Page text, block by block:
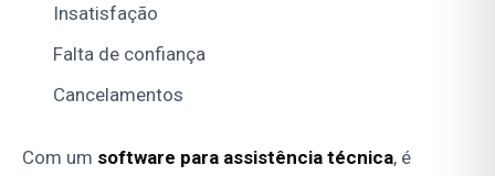
Insatisfação
Falta de confiança
Cancelamentos
Com um software para assistência técnica, é